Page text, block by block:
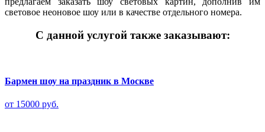
световое неоновое шоу или в качестве отдельного номера.
С данной услугой также заказывают:
Бармен шоу на праздник в Москве
от 15000 руб.